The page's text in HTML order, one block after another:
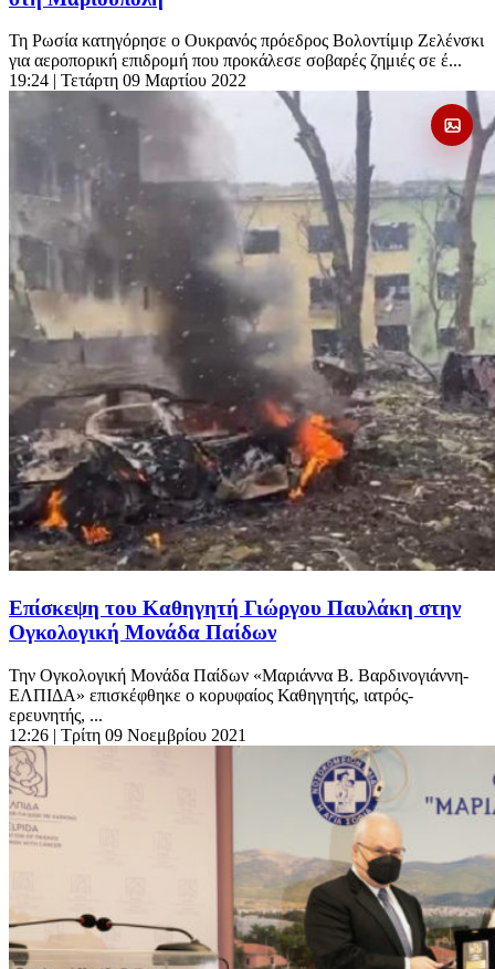
Τη Ρωσία κατηγόρησε ο Ουκρανός πρόεδρος Βολοντίμιρ Ζελένσκι
για αεροπορική επιδρομή που προκάλεσε σοβαρές ζημιές σε έ...
19:24 | Τετάρτη 09 Μαρτίου 2022
Επίσκεψη του Καθηγητή Γιώργου Παυλάκη στην
Ογκολογική Μονάδα Παίδων
Την Ογκολογική Μονάδα Παίδων «Μαριάννα Β. Βαρδινογιάννη-
ΕΛΠΙΔΑ» επισκέφθηκε ο κορυφαίος Καθηγητής, ιατρός-
ερευνητής, ...
12:26 | Τρίτη 09 Νοεμβρίου 2021